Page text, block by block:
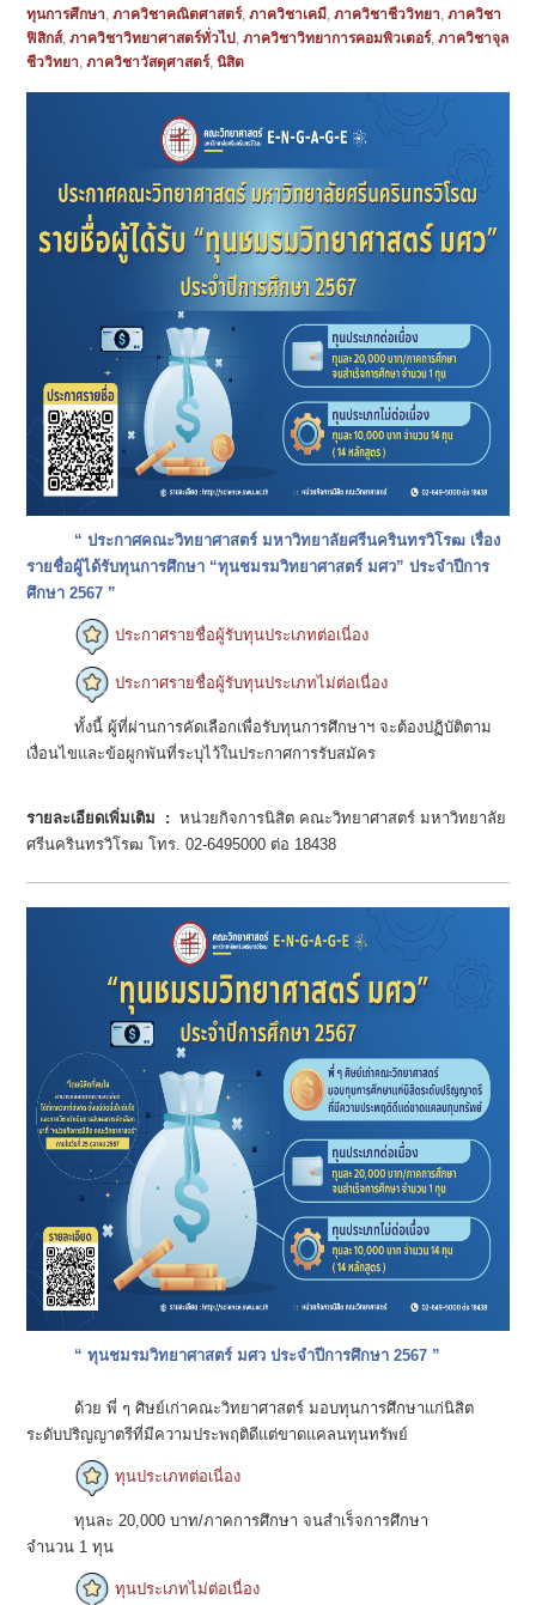
ทุนการศึกษา,ภาควิชาคณิตศาสตร์,ภาควิชาเคมี,ภาควิชาชีววิทยา,ภาควิชา
ฟิสิกส์,ภาควิชาวิทยาศาสตร์ทั่วไป ,ภาควิชาวิทยาการคอมพิวเตอร์,ภาควิชาจุล
ชีววิทยา,ภาควิชาวัสดุศาสตร์,นิสิต
“ ประกาศคณะวิทยาศาสตร์ มหาวิทยาลัยศรีนครินทรวิโรฒ เรื่อง
รายชื่อผู้ได้รับทุนการศึกษา “ทุนชมรมวิทยาศาสตร์ มศว” ประจำปีการ
ศึกษา 2567 ”
ประกาศรายชื่อผู้รับทุนประเภทต่อเนี่อง
ประกาศรายชื่อผู้รับทุนประเภทไม่ต่อเนื่อง
ทั้งนี้ ผู้ที่ผ่านการคัดเลือกเพื่อรับทุนการศึกษาฯ จะต้องปฏิบัติตาม
เงื่อนไขและข้อผูกพันที่ระบุไว้ในประกาศการรับสมัคร
รายละเอียดเพิ่มเติม : หน่วยกิจการนิสิต คณะวิทยาศาสตร์ มหาวิทยาลัย
ศรีนครินทรวิโรฒ โทร. 02-6495000 ต่อ 18438
“ ทุนชมรมวิทยาศาสตร์ มศว ประจำปีการศึกษา 2567 ”
ด้วย พี่ ๆ ศิษย์เก่าคณะวิทยาศาสตร์ มอบทุนการศึกษาแก่นิสิต
ระดับปริญญาตรีที่มีความประพฤติดีแต่ขาดแคลนทุนทรัพย์
ทุนประเภทต่อเนี่อง
ทุนละ 20,000 บาท/ภาคการศึกษา จนสำเร็จการศึกษา
จำนวน 1 ทุน
ทุนประเภทไม่ต่อเนื่อง